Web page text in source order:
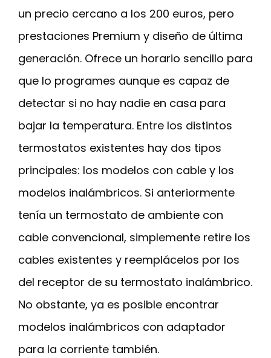
un precio cercano a los 200 euros, pero
prestaciones Premium y diseño de última
generación. Ofrece un horario sencillo para
que lo programes aunque es capaz de
detectar si no hay nadie en casa para
bajar la temperatura. Entre los distintos
termostatos existentes hay dos tipos
principales: los modelos con cable y los
modelos inalámbricos. Si anteriormente
tenía un termostato de ambiente con
cable convencional, simplemente retire los
cables existentes y reemplácelos por los
del receptor de su termostato inalámbrico.
No obstante, ya es posible encontrar
modelos inalámbricos con adaptador
para la corriente también.